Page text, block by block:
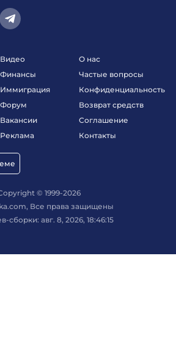
Видео
Финансы
Иммиграция
Форум
Вакансии
Реклама
О нас
Частые вопросы
Конфиденциальность
Возврат средств
Соглашение
Контакты
© 1999-2026
Все права защищены
сборки: авг. 8, 2026, 18:46:15